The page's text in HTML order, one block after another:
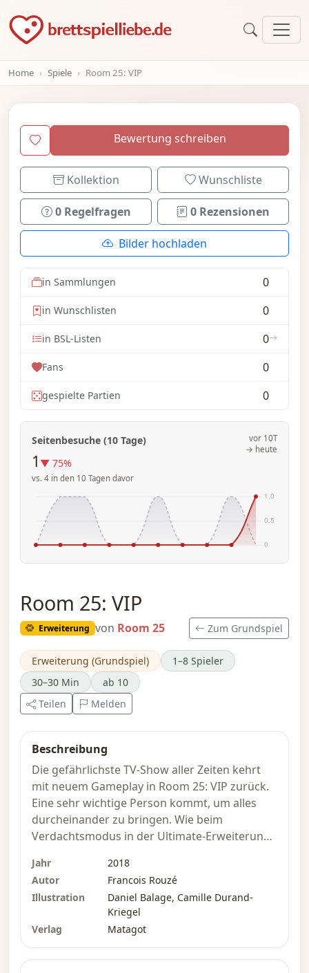
Home Spiele Room 25: VIP
Bewertung schreiben
Kollektion Wunschliste
0 Regelfragen 0 Rezensionen
Bilder hochladen
in Sammlungen 0
in Wunschlisten 0
in BSL-Listen 0
Fans 0
gespielte Partien 0
Seitenbesuche (10 Tage)
1 ▼ 75%
vs. 4 in den 10 Tagen davor
vor 10T
→ heute
Room 25: VIP
Erweiterung von Room 25 Zum Grundspiel
Erweiterung (Grundspiel)
1–8 Spieler
30–30 Min
ab 10
Teilen
Melden
Beschreibung
Die gefährlichste TV-Show aller Zeiten kehrt
mit neuem Gameplay in Room 25: VIP zurück.
Eine sehr wichtige Person kommt, um alles
durcheinander zu bringen. Wie beim
Verdachtsmodus in der Ultimate-Erweiterung
und wird nach der Verteilung der Rollen
bekannt gegeben. Der VIP ist gezwungen, sich
zu bewegen, plant seine Aktionen jedoch nicht
im Voraus und wird so zu einem gefährlichen
und subtilen Spieler. Room 25: VIP enthält
Jahr
2018
Autor
Francois Rouzé
Illustration
Daniel Balage, Camille Durand-
Kriegel
Verlag
Matagot